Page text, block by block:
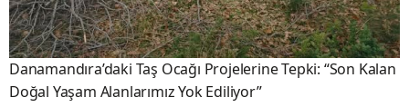
Danamandıra’daki Taş Ocağı Projelerine Tepki: “Son Kalan
Doğal Yaşam Alanlarımız Yok Ediliyor”